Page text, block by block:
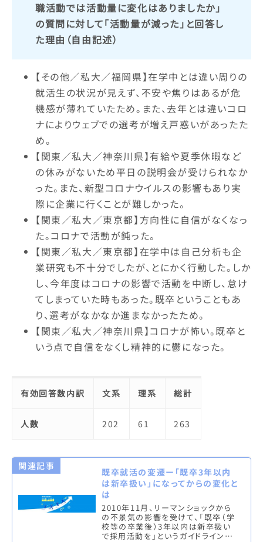
職活動では活動量に変化はありましたか」
の質問に対して「活動量が減った」と回答し
た理由（自由記述）
【その他／私大／福岡県】在学中とは違い周りの
就活生の状況が見えず、不安や焦りはあるが危
機感が薄れていたため。また、去年とは違いコロ
ナによりウェブでの選考が増え戸惑いがあったた
め。
【関東／私大／神奈川県】有給や夏季休暇など
の休みがないため平日の説明会が受けられなか
った。また、新型コロナウイルスの影響もあり実
際に企業に行くことが難しかった。
【関東／私大／東京都】方向性に自信がなくなっ
た。コロナで活動が鈍った。
【関東／私大／東京都】在学中は自己分析も企
業研究も不十分でしたが、とにかく行動した。しか
し、今年度はコロナの影響で活動を中断し、怠け
てしまっていた時もあった。既卒ということもあ
り、選考がなかなか進まなかったため。
【関東／私大／神奈川県】コロナが怖い。既卒と
いう点で自信をなくし精神的に鬱になった。
有効回答数内訳 文系 理系 総計
人数 202 61 263
関連記事
既卒就活の変遷ー「既卒3年以内
は新卒扱い」になってからの変化と
は
2010年11月、リーマンショックから
の不景気の影響を受けて、「既卒（学
校等の卒業後）3年以内は新卒扱い
で採用活動を」というガイドラインが